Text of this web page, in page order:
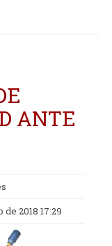
ANTE
2018 17:29